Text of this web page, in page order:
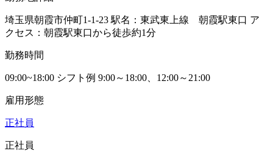
埼玉県朝霞市仲町1-1-23 駅名：東武東上線 朝霞駅東口 ア
クセス：朝霞駅東口から徒歩約1分
勤務時間
09:00~18:00 シフト例 9:00～18:00、12:00～21:00
雇用形態
正社員
正社員